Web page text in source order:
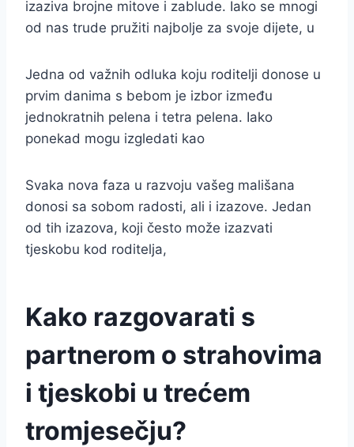
izaziva brojne mitove i zablude. Iako se mnogi
od nas trude pružiti najbolje za svoje dijete, u
Jedna od važnih odluka koju roditelji donose u
prvim danima s bebom je izbor između
jednokratnih pelena i tetra pelena. Iako
ponekad mogu izgledati kao
Svaka nova faza u razvoju vašeg mališana
donosi sa sobom radosti, ali i izazove. Jedan
od tih izazova, koji često može izazvati
tjeskobu kod roditelja,
Kako razgovarati s
partnerom o strahovima
i tjeskobi u trećem
tromjesečju?